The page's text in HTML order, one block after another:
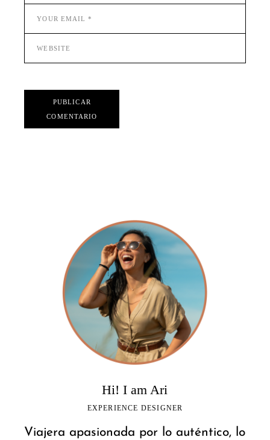
PUBLICAR
COMENTARIO
Hi! I am Ari
EXPERIENCE DESIGNER
Viajera apasionada por lo auténtico, lo